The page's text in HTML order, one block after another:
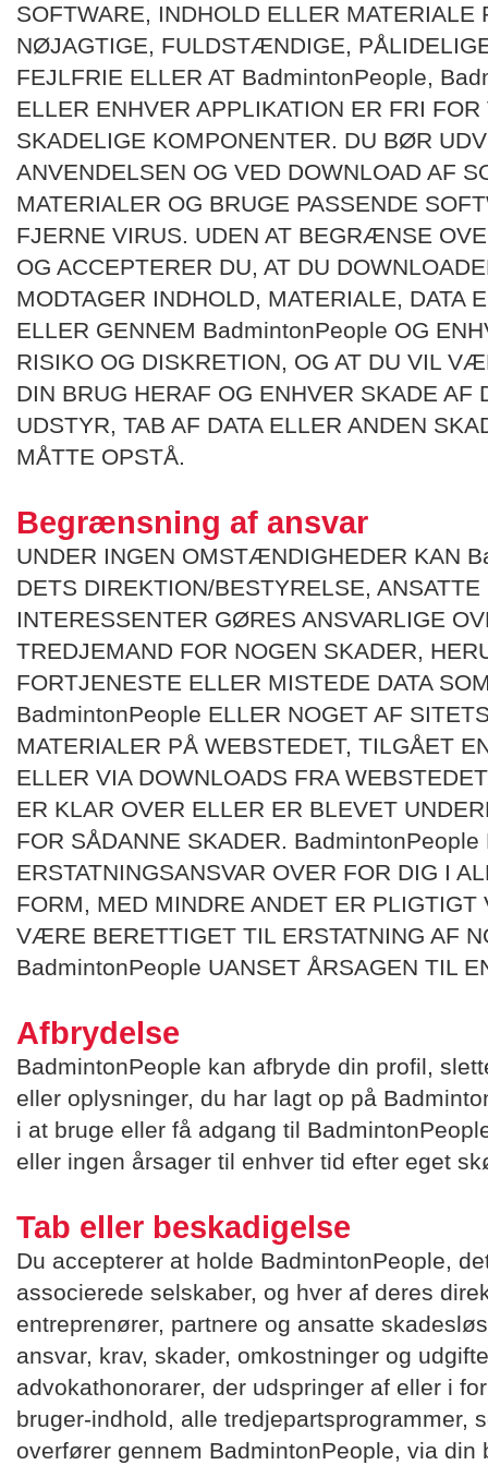
SOFTWARE, INDHOLD ELLER
NØJAGTIGE, FULDSTÆNDIGE,
FEJLFRIE ELLER AT BadmintonPeople,
ELLER ENHVER APPLIKATION ER FRI
SKADELIGE KOMPONENTER. DU BØR
ANVENDELSEN OG VED DOWNLOAD AF
MATERIALER OG BRUGE PASSENDE
FJERNE VIRUS. UDEN AT BEGRÆNSE
OG ACCEPTERER DU, AT DU
MODTAGER INDHOLD, MATERIALE, DATA
ELLER GENNEM BadmintonPeople OG
RISIKO OG DISKRETION, OG AT DU VIL
DIN BRUG HERAF OG ENHVER SKADE AF
UDSTYR, TAB AF DATA ELLER ANDEN
MÅTTE OPSTÅ.
Begrænsning af ansvar
UNDER INGEN OMSTÆNDIGHEDER KAN
DETS DIREKTION/BESTYRELSE,
INTERESSENTER GØRES ANSVARLIGE
TREDJEMAND FOR NOGEN SKADER,
FORTJENESTE ELLER MISTEDE DATA
BadmintonPeople ELLER NOGET AF
MATERIALER PÅ WEBSTEDET, TILGÅET
ELLER VIA DOWNLOADS FRA
ER KLAR OVER ELLER ER BLEVET
FOR SÅDANNE SKADER.
ERSTATNINGSANSVAR OVER FOR DIG I
FORM, MED MINDRE ANDET ER
VÆRE BERETTIGET TIL ERSTATNING AF
BadmintonPeople UANSET ÅRSAGEN TIL
Afbrydelse
BadmintonPeople kan afbryde din profil,
eller oplysninger, du har lagt op på
i at bruge eller få adgang til
eller ingen årsager til enhver tid efter eget
Tab eller beskadigelse
Du accepterer at holde BadmintonPeople,
associerede selskaber, og hver af deres
entreprenører, partnere og ansatte
ansvar, krav, skader, omkostninger og
advokathonorarer, der udspringer af eller i
bruger-indhold, alle tredjepartsprogrammer,
overfører gennem BadmintonPeople, via din